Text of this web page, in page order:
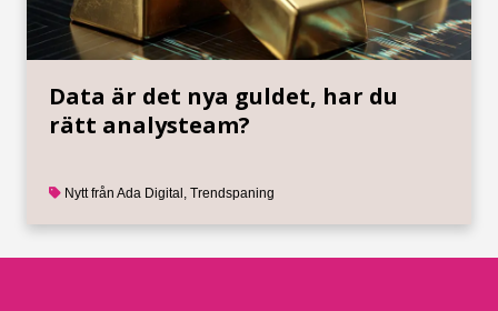
Data är det nya guldet, har du
rätt analysteam?
Nytt från Ada Digital , Trendspaning